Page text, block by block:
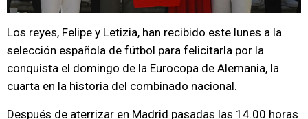
Los reyes, Felipe y Letizia, han recibido este lunes a la
selección española de fútbol para felicitarla por la
conquista el domingo de la Eurocopa de Alemania, la
cuarta en la historia del combinado nacional.
Después de aterrizar en Madrid pasadas las 14.00 horas